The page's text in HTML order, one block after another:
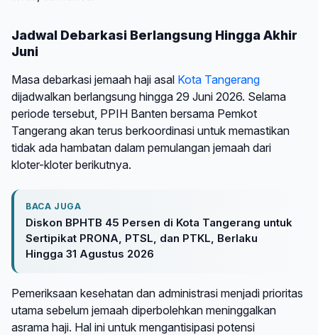
Jadwal Debarkasi Berlangsung Hingga Akhir
Juni
Masa debarkasi jemaah haji asal Kota Tangerang
dijadwalkan berlangsung hingga 29 Juni 2026. Selama
periode tersebut, PPIH Banten bersama Pemkot
Tangerang akan terus berkoordinasi untuk memastikan
tidak ada hambatan dalam pemulangan jemaah dari
kloter-kloter berikutnya.
BACA JUGA
Diskon BPHTB 45 Persen di Kota Tangerang untuk
Sertipikat PRONA, PTSL, dan PTKL, Berlaku
Hingga 31 Agustus 2026
Pemeriksaan kesehatan dan administrasi menjadi prioritas
utama sebelum jemaah diperbolehkan meninggalkan
asrama haji. Hal ini untuk mengantisipasi potensi